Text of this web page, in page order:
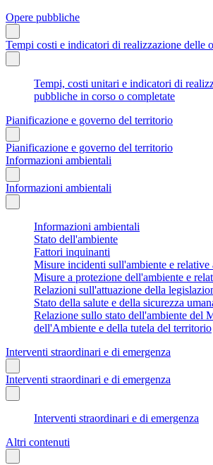
Opere pubbliche
Tempi costi e indicatori di realizzazione delle
Tempi, costi unitari e indicatori di
pubbliche in corso o completate
Pianificazione e governo del territorio
Pianificazione e governo del territorio
Informazioni ambientali
Informazioni ambientali
Informazioni ambientali
Stato dell'ambiente
Fattori inquinanti
Misure incidenti sull'ambiente e
Misure a protezione dell'ambiente e
Relazioni sull'attuazione della
Stato della salute e della sicurezza
Relazione sullo stato dell'ambiente del
dell'Ambiente e della tutela del territorio
Interventi straordinari e di emergenza
Interventi straordinari e di emergenza
Interventi straordinari e di emergenza
Altri contenuti